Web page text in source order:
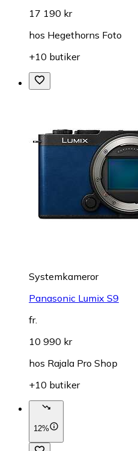
17 190 kr
hos Hegethorns Foto
+10 butiker
Systemkameror
Panasonic Lumix S9
fr.
10 990 kr
hos Rajala Pro Shop
+10 butiker
12%